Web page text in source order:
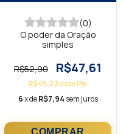
(0)
O poder da Oração
simples
R$52,90 R$47,61
R$45,23comPix
6x deR$7,94 sem juros